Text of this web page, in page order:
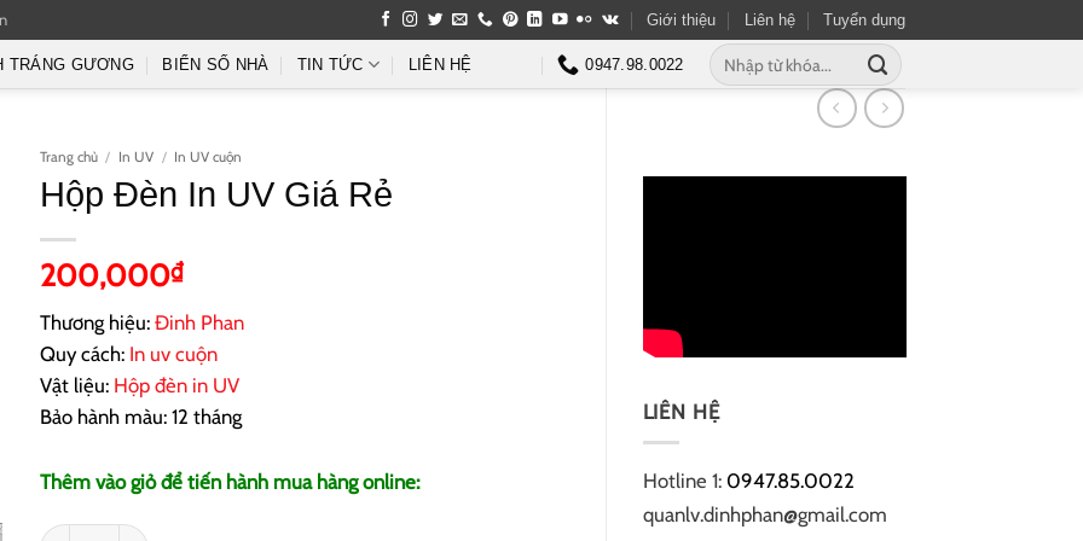
Giới thiệu Liên hệ Tuyển dụng
TRÁNG GƯƠNG BIỂN SỐ NHÀ TIN TỨC LIÊN HỆ 0947.98.0022
Tìm
kiếm:
LIÊN HỆ
Hotline 1: 0947.85.0022
quanlv.dinhphan@gmail.com
Trang chủ / In UV / In UV cuộn
Hộp Đèn In UV Giá Rẻ
200,000₫
Thương hiệu: Đinh Phan
Quy cách: In uv cuộn
Vật liệu: Hộp đèn in UV
Bảo hành màu: 12 tháng
Thêm vào giỏ để tiến hành mua hàng online: